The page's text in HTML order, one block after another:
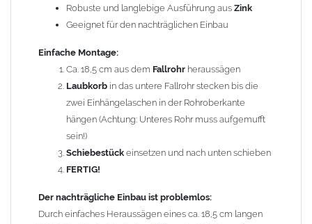
Fallrohren, die vor dem Jahr 2000 hergestellt wurden
beachten Sie bitte den Einbauhinweis (siehe -> Allgemeine
Durch die Demontage desLaubkorbesin den Wintermonaten
werden Vereisungen zuverlässig verhindert.
Robuste und langlebige Ausführung aus Zink
Geeignet für den nachträglichen Einbau
Einfache Montage:
Ca. 18,5 cm aus dem Fallrohr heraussägen
Laubkorb in das untere Fallrohr stecken bis die
zwei Einhängelaschen in der Rohroberkante
hängen (Achtung: Unteres Rohr muss aufgemufft
sein!)
Schiebestück einsetzen und nach unten schieben
FERTIG!
Der nachträgliche Einbau ist problemlos:
Durch einfaches Heraussägen eines ca. 18,5 cm langen